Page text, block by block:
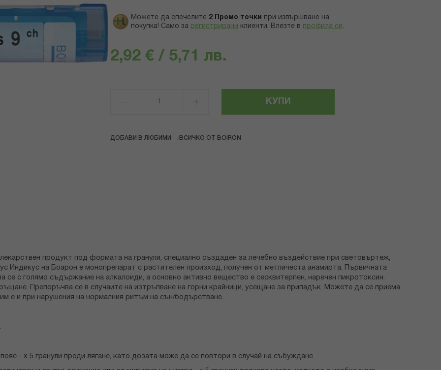
Можете да спечелите 2 Промо точки
при извършване на
покупка! Само за регистрирани клиенти. Влезте в профила си .
2,92 € / 5,71 лв.
КУПИ
ДОБАВИ В ЛЮБИМИ ВСИЧКО ОТ BOIRON
продукт под формата на гранули, специално създаден за лечебно въздействие при световъртеж,
Индикус на Боарон е монопрепарат с растителен произход, получен от метличеста анамирта. Първичната
се с голямо съдържание на алкалоиди, а основно активно вещество е сесквитерпен, наречен пикротоксин.
Препоръчва се в случаите на изтръпване на горни крайници, усещане за припадък. Можете да се приема
е и при нарушения на нормалния ритъм на сън/бодърстване.
- х 5 гранули преди лягане, като дозата може да се повтори в случай на събуждане